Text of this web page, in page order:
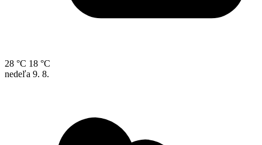
28 °C 18 °C
nedeľa 9. 8.